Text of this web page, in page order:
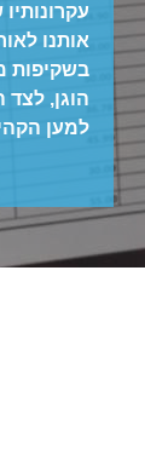
אותנו
בשקיפות
הוגן,
למען